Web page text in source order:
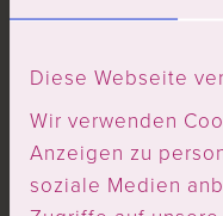
Diese Webseite
Wir verwenden
Anzeigen zu
soziale Medien
Den Hinweis
gelesen und bin